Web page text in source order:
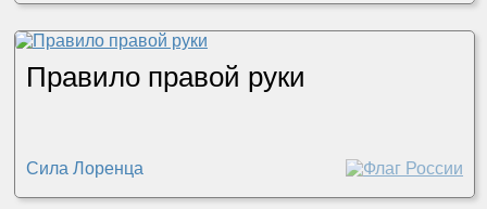
Правило правой руки
Сила Лоренца